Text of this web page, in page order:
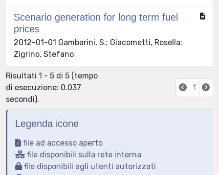
Scenario generation for long term fuel
prices
2012-01-01 Gambarini, S.; Giacometti, Rosella;
Zigrino, Stefano
Risultati 1 - 5 di 5 (tempo
di esecuzione: 0.037
secondi).
1
Legenda icone
file ad accesso aperto
file disponibili sulla rete interna
file disponibili agli utenti autorizzati